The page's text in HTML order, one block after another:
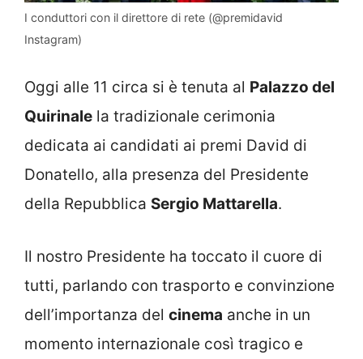
I conduttori con il direttore di rete (@premidavid
Instagram)
Oggi alle 11 circa si è tenuta al Palazzo del
Quirinale la tradizionale cerimonia
dedicata ai candidati ai premi David di
Donatello, alla presenza del Presidente
della Repubblica Sergio Mattarella.
Il nostro Presidente ha toccato il cuore di
tutti, parlando con trasporto e convinzione
dell’importanza del cinema anche in un
momento internazionale così tragico e